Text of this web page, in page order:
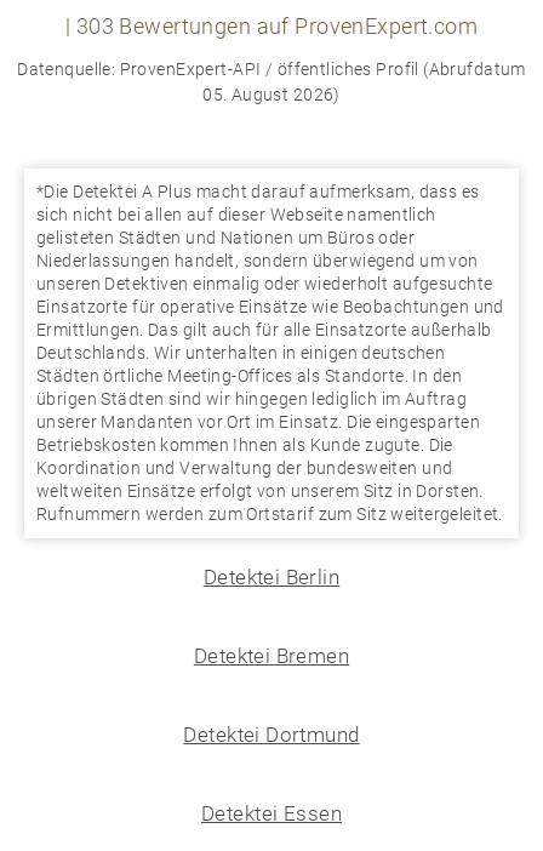
| 303 Bewertungen auf ProvenExpert.com
Datenquelle: ProvenExpert-API / öffentliches Profil (Abrufdatum
05. August 2026)
*Die Detektei A Plus macht darauf aufmerksam, dass es
sich nicht bei allen auf dieser Webseite namentlich
gelisteten Städten und Nationen um Büros oder
Niederlassungen handelt, sondern überwiegend um von
unseren Detektiven einmalig oder wiederholt aufgesuchte
Einsatzorte für operative Einsätze wie Beobachtungen und
Ermittlungen. Das gilt auch für alle Einsatzorte außerhalb
Deutschlands. Wir unterhalten in einigen deutschen
Städten örtliche Meeting-Offices als Standorte. In den
übrigen Städten sind wir hingegen lediglich im Auftrag
unserer Mandanten vor Ort im Einsatz. Die eingesparten
Betriebskosten kommen Ihnen als Kunde zugute. Die
Koordination und Verwaltung der bundesweiten und
weltweiten Einsätze erfolgt von unserem Sitz in Dorsten.
Rufnummern werden zum Ortstarif zum Sitz weitergeleitet.
Detektei Berlin
Detektei Bremen
Detektei Dortmund
Detektei Essen